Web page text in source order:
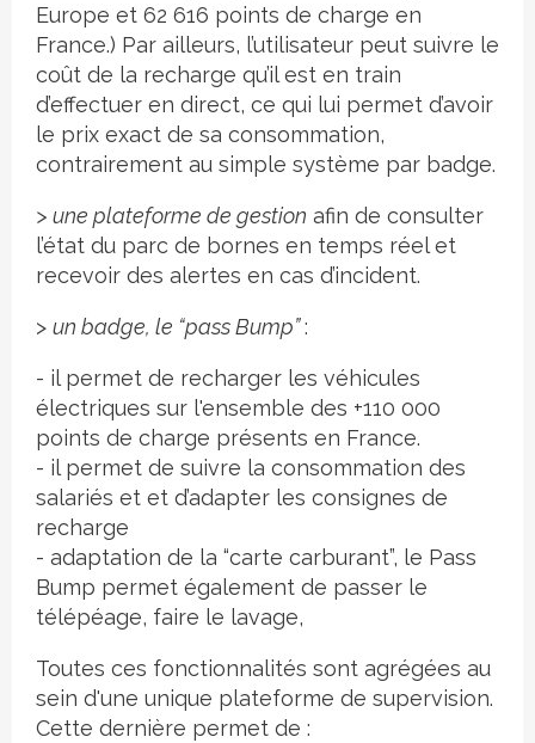
Europe et 62 616 points de charge en
France.) Par ailleurs, l’utilisateur peut suivre le
coût de la recharge qu’il est en train
d’effectuer en direct, ce qui lui permet d’avoir
le prix exact de sa consommation,
contrairement au simple système par badge.
> une plateforme de gestion afin de consulter
l’état du parc de bornes en temps réel et
recevoir des alertes en cas d’incident.
> un badge, le “pass Bump”:
- il permet de recharger les véhicules
électriques sur l'ensemble des +110 000
points de charge présents en France.
- il permet de suivre la consommation des
salariés et et d’adapter les consignes de
recharge
- adaptation de la “carte carburant”, le Pass
Bump permet également de passer le
télépéage, faire le lavage,
Toutes ces fonctionnalités sont agrégées au
sein d'une unique plateforme de supervision.
Cette dernière permet de :